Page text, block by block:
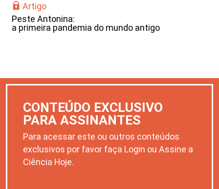
Artigo
Peste Antonina:
a primeira pandemia do mundo antigo
CONTEÚDO EXCLUSIVO
PARA ASSINANTES
Para acessar este ou outros conteúdos
exclusivos por favor faça Login ou Assine a
Ciência Hoje.